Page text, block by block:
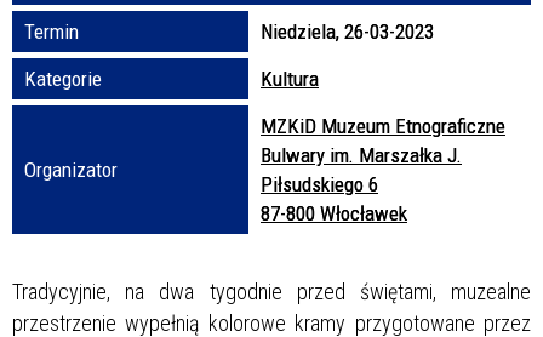
Promowane
Termin
Niedziela, 26-03-2023
Kategorie
Kultura
Organizator
MZKiD Muzeum Etnograficzne
Bulwary im. Marszałka J.
Piłsudskiego 6
87-800 Włocławek
Tradycyjnie, na dwa tygodnie przed świętami, muzealne
przestrzenie wypełnią kolorowe kramy przygotowane przez